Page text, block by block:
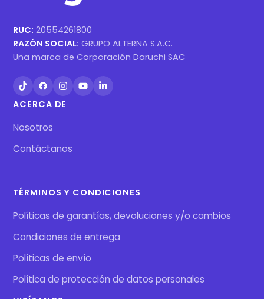
RUC: 20554261800
RAZÓN SOCIAL: GRUPO ALTERNA S.A.C.
Una marca de Corporación Daruchi SAC
ACERCA DE
Nosotros
Contáctanos
TÉRMINOS Y CONDICIONES
Políticas de garantías, devoluciones y/o cambios
Condiciones de entrega
Políticas de envío
Política de protección de datos personales